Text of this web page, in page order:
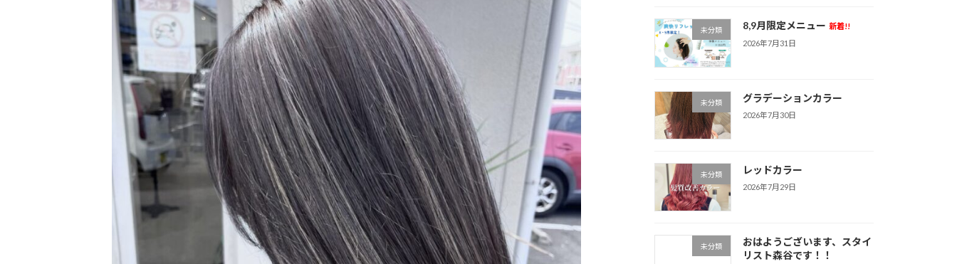
未分類 8,9月限定メニュー 新着!!
2026年7月31日
未分類 グラデーションカラー
2026年7月30日
未分類 レッドカラー
2026年7月29日
未分類
おはようございます、スタイ
リスト森谷です！！